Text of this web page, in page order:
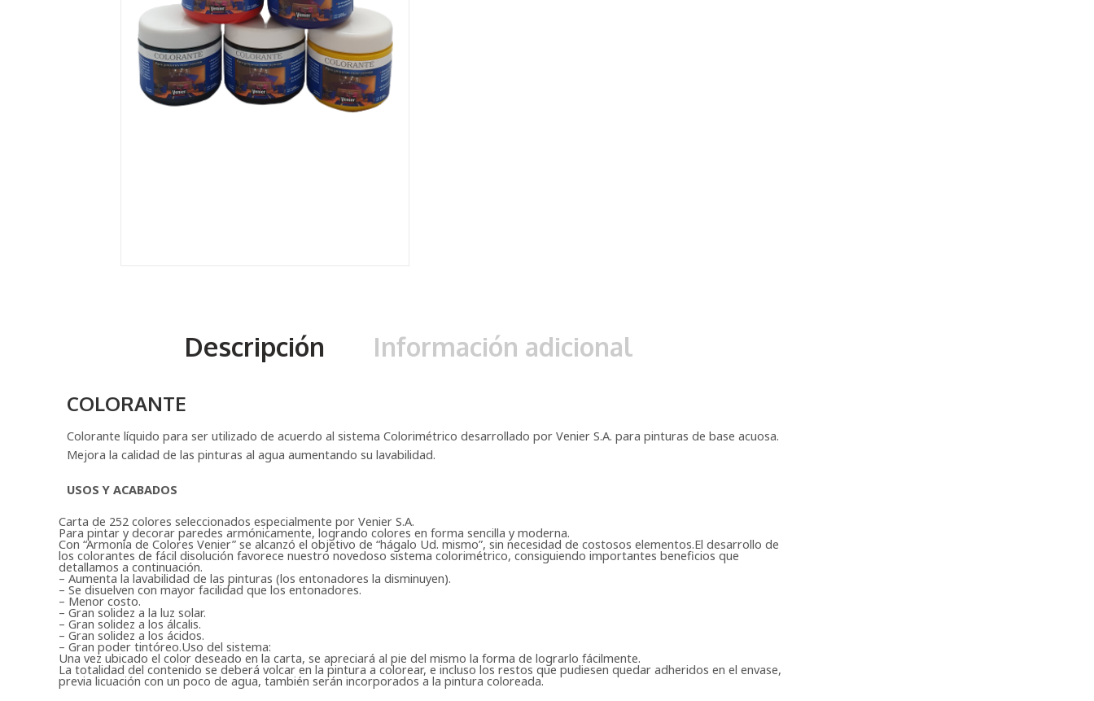
Descripción Información adicional
COLORANTE
Colorante líquido para ser utilizado de acuerdo al sistema Colorimétrico desarrollado por Venier S.A. para pinturas de base acuosa.
Mejora la calidad de las pinturas al agua aumentando su lavabilidad.
USOS Y ACABADOS
Carta de 252 colores seleccionados especialmente por Venier S.A.
Para pintar y decorar paredes armónicamente, logrando colores en forma sencilla y moderna.
Con “Armonía de Colores Venier” se alcanzó el objetivo de “hágalo Ud. mismo”, sin necesidad de costosos elementos.El desarrollo de
los colorantes de fácil disolución favorece nuestro novedoso sistema colorimétrico, consiguiendo importantes beneficios que
detallamos a continuación.
– Aumenta la lavabilidad de las pinturas (los entonadores la disminuyen).
– Se disuelven con mayor facilidad que los entonadores.
– Menor costo.
– Gran solidez a la luz solar.
– Gran solidez a los álcalis.
– Gran solidez a los ácidos.
– Gran poder tintóreo.Uso del sistema:
Una vez ubicado el color deseado en la carta, se apreciará al pie del mismo la forma de lograrlo fácilmente.
La totalidad del contenido se deberá volcar en la pintura a colorear, e incluso los restos que pudiesen quedar adheridos en el envase,
previa licuación con un poco de agua, también serán incorporados a la pintura coloreada.